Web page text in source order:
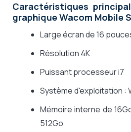
Caractéristiques
graphique Wacom Mobile
Large écran de 16
Résolution 4K
Puissant processeur i7
Système d'exploitation :
Mémoire interne de
512Go